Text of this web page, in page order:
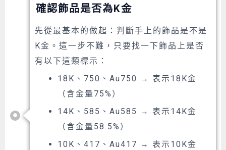
確認飾品是否為K金
先從最基本的做起：判斷手上的飾品是不是
K金。這一步不難，只要找一下飾品上是否
有以下這類標示：
18K、750、Au750 → 表示18K金
（含金量75%）
14K、585、Au585 → 表示14K金
（含金量58.5%）
10K、417、Au417 → 表示10K金